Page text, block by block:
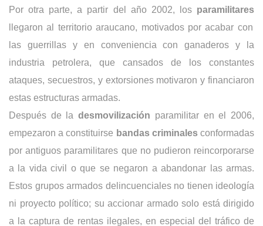
Por otra parte, a partir del año 2002, los paramilitares
llegaron al territorio araucano, motivados por acabar con
las guerrillas y en conveniencia con ganaderos y la
industria petrolera, que cansados de los constantes
ataques, secuestros, y extorsiones motivaron y financiaron
estas estructuras armadas.
Después de ladesmovilización paramilitar en el 2006,
empezaron a constituirse bandas criminalesconformadas
por antiguos paramilitares que no pudieron reincorporarse
a la vida civil o que se negaron a abandonar las armas.
Estos grupos armados delincuenciales no tienen ideología
ni proyecto político; su accionar armado solo está dirigido
a la captura de rentas ilegales, en especial del tráfico de